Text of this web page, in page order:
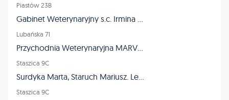
Piastów 23B
Gabinet Weterynaryjny s.c. Irmina Szaja-Woźniak, Mariusz Kocełuch
Lubańska 71
Przychodnia Weterynaryjna MARVET
Staszica 9C
Surdyka Marta, Staruch Mariusz. Lecznica zwierząt
Staszica 9C